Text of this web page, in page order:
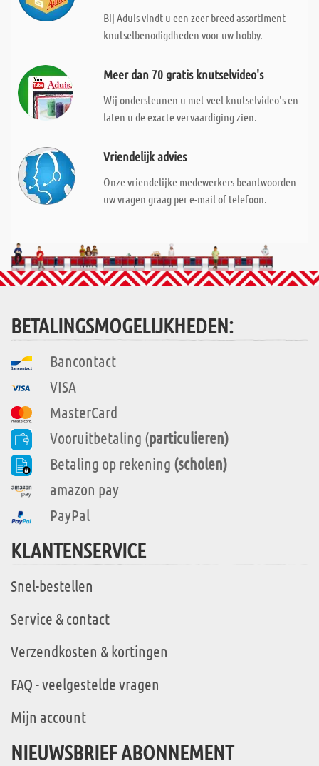
Bij Aduis vindt u een zeer breed assortiment
knutselbenodigdheden voor uw hobby.
Meer dan 70 gratis knutselvideo's
Wij ondersteunen u met veel knutselvideo's en
laten u de exacte vervaardiging zien.
Vriendelijk advies
Onze vriendelijke medewerkers beantwoorden
uw vragen graag per e-mail of telefoon.
BETALINGSMOGELIJKHEDEN:
Bancontact
VISA
MasterCard
Vooruitbetaling (particulieren)
Betaling op rekening (scholen)
amazon pay
PayPal
KLANTENSERVICE
Snel-bestellen
Service & contact
Verzendkosten & kortingen
FAQ - veelgestelde vragen
Mijn account
NIEUWSBRIEF ABONNEMENT